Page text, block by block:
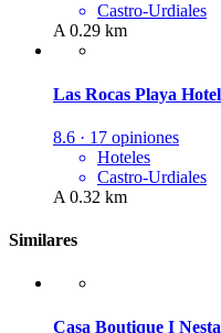
Castro-Urdiales
A 0.29 km
Las Rocas Playa Hotel
8.6 · 17 opiniones
Hoteles
Castro-Urdiales
A 0.32 km
Similares
Casa Boutique I